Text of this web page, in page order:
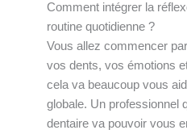
Comment intégrer la
routine quotidienne ?
Vous allez commencer
vos dents, vos émotions
cela va beaucoup vous
globale. Un professionnel
dentaire va pouvoir vous